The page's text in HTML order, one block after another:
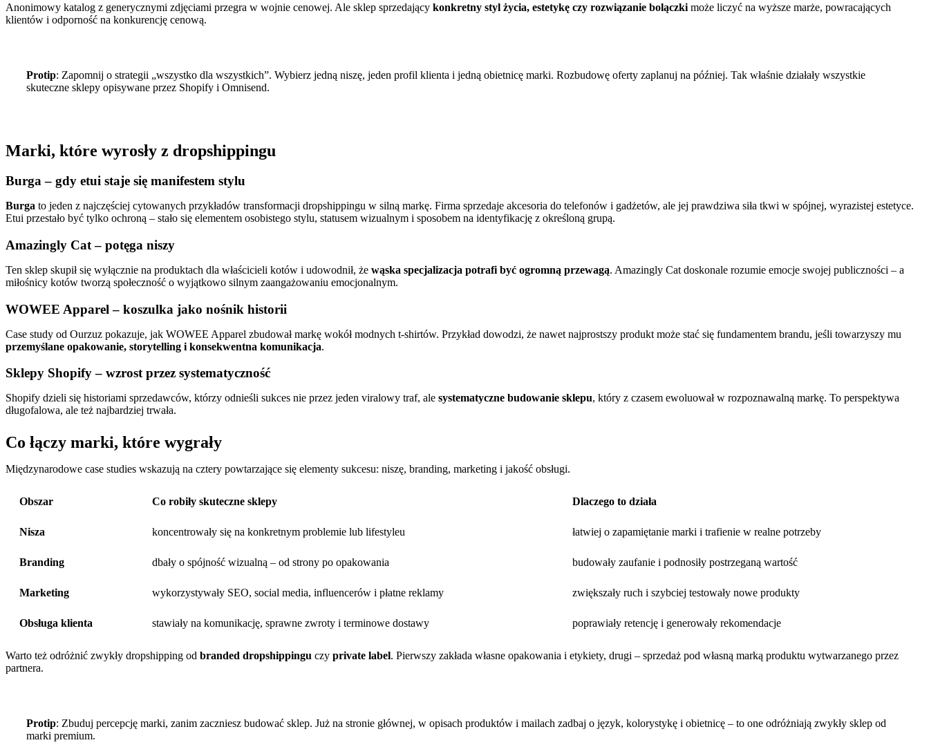
Anonimowy katalog z generycznymi zdjęciami przegra w wojnie cenowej. Ale sklep sprzedający konkretny styl życia, estetykę czy rozwiązanie bolączki może liczyć na wyższe marże, powracających
klientów i odporność na konkurencję cenową.
Protip: Zapomnij o strategii „wszystko dla wszystkich”. Wybierz jedną niszę, jeden profil klienta i jedną obietnicę marki. Rozbudowę oferty zaplanuj na później. Tak właśnie działały wszystkie
skuteczne sklepy opisywane przez Shopify i Omnisend.
Marki, które wyrosły z dropshippingu
Burga – gdy etui staje się manifestem stylu
Burga to jeden z najczęściej cytowanych przykładów transformacji dropshippingu w silną markę. Firma sprzedaje akcesoria do telefonów i gadżetów, ale jej prawdziwa siła tkwi w spójnej, wyrazistej estetyce.
Etui przestało być tylko ochroną – stało się elementem osobistego stylu, statusem wizualnym i sposobem na identyfikację z określoną grupą.
Amazingly Cat – potęga niszy
Ten sklep skupił się wyłącznie na produktach dla właścicieli kotów i udowodnił, że wąska specjalizacja potrafi być ogromną przewagą. Amazingly Cat doskonale rozumie emocje swojej publiczności – a
miłośnicy kotów tworzą społeczność o wyjątkowo silnym zaangażowaniu emocjonalnym.
WOWEE Apparel – koszulka jako nośnik historii
Case study od Ourzuz pokazuje, jak WOWEE Apparel zbudował markę wokół modnych t-shirtów. Przykład dowodzi, że nawet najprostszy produkt może stać się fundamentem brandu, jeśli towarzyszy mu
przemyślane opakowanie, storytelling i konsekwentna komunikacja.
Sklepy Shopify – wzrost przez systematyczność
Shopify dzieli się historiami sprzedawców, którzy odnieśli sukces nie przez jeden viralowy traf, ale systematyczne budowanie sklepu, który z czasem ewoluował w rozpoznawalną markę. To perspektywa
długofalowa, ale też najbardziej trwała.
Co łączy marki, które wygrały
Międzynarodowe case studies wskazują na cztery powtarzające się elementy sukcesu: niszę, branding, marketing i jakość obsługi.
Obszar Co robiły skuteczne sklepy Dlaczego to działa
Nisza koncentrowały się na konkretnym problemie lub lifestyleu łatwiej o zapamiętanie marki i trafienie w realne potrzeby
Branding dbały o spójność wizualną – od strony po opakowania budowały zaufanie i podnosiły postrzeganą wartość
Marketing wykorzystywały SEO, social media, influencerów i płatne reklamy zwiększały ruch i szybciej testowały nowe produkty
Obsługa klienta stawiały na komunikację, sprawne zwroty i terminowe dostawy poprawiały retencję i generowały rekomendacje
Warto też odróżnić zwykły dropshipping od branded dropshippingu czy private label. Pierwszy zakłada własne opakowania i etykiety, drugi – sprzedaż pod własną marką produktu wytwarzanego przez
partnera.
Protip: Zbuduj percepcję marki, zanim zaczniesz budować sklep. Już na stronie głównej, w opisach produktów i mailach zadbaj o język, kolorystykę i obietnicę – to one odróżniają zwykły sklep od
marki premium.